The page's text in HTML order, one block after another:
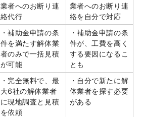
業者へのお断り連
絡代行
業者へのお断り連
絡を自分で対応
・補助金申請の条
件を満たす解体業
者のみで一括見積
が可能
・補助金申請の条
件が、工費を高く
する要因になるこ
とも
・完全無料で、最
大6社の解体業者
に現地調査と見積
を依頼
・自分で新たに解
体業者を探す必要
がある